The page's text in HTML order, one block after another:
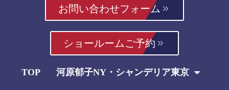
お問い合わせフォーム
ショールームご予約
TOP 河原郁子NY・シャンデリア東京